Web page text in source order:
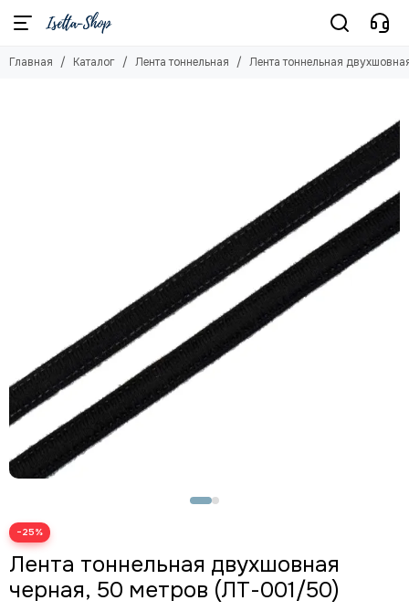
Лента тоннельная
Главная Каталог Лента тоннельная Лента тоннельная
−25%
Лента тоннельная двухшовная
черная, 50 метров (ЛТ-001/50)